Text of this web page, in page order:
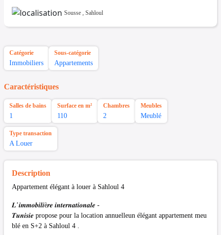
Sousse , Sahloul
Catégorie
Immobiliers
Sous-catégorie
Appartements
Caractéristiques
Salles de bains
1
Surface en m²
110
Chambres
2
Meubles
Meublé
Type transaction
A Louer
Description
Appartement élégant à louer à Sahloul 4
𝑳’𝒊𝒎𝒎𝒐𝒃𝒊𝒍𝒊è𝒓𝒆 𝒊𝒏𝒕𝒆𝒓𝒏𝒂𝒕𝒊𝒐𝒏𝒂𝒍𝒆 -
𝑻𝒖𝒏𝒊𝒔𝒊𝒆 propose pour la location annuelleun élégant appartement meu
blé en S+2 à Sahloul 4 .